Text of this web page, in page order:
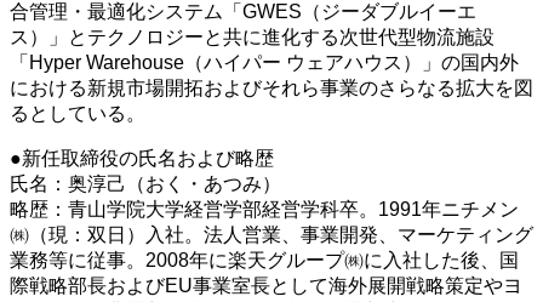
合管理・最適化システム「GWES（ジーダブルイーエ
ス）」とテクノロジーと共に進化する次世代型物流施設
「Hyper Warehouse（ハイパー ウェアハウス）」の国内外
における新規市場開拓およびそれら事業のさらなる拡大を図
るとしている。
●新任取締役の氏名および略歴
氏名：奥淳己（おく・あつみ）
略歴：青山学院大学経営学部経営学科卒。1991年ニチメン
㈱（現：双日）入社。法人営業、事業開発、マーケティング
業務等に従事。2008年に楽天グループ㈱に入社した後、国
際戦略部長およびEU事業室長として海外展開戦略策定やヨ